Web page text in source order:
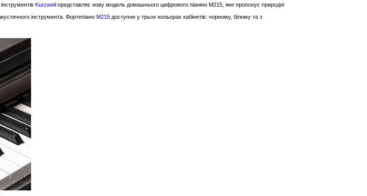
Kurzweil представляє нову модель домашнього цифрового піаніно M215, яке пропонує природні
інструмента. Фортепіано M215 доступне у трьох кольорах кабінетів: чорному, білому та з